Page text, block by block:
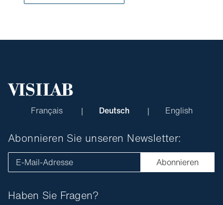
Français Deutsch English
Haben Sie Fragen?
Abonnieren Sie unseren Newsletter:
E-Mail-Adresse Abonnieren